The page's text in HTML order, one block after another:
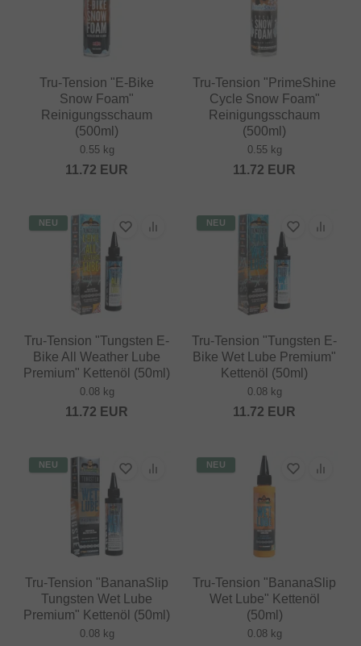
Tru-Tension "E-Bike
Snow Foam"
Reinigungsschaum
(500ml)
0.55 kg
11.72 EUR
Tru-Tension "PrimeShine
Cycle Snow Foam"
Reinigungsschaum
(500ml)
0.55 kg
11.72 EUR
NEU
Tru-Tension "Tungsten E-
Bike All Weather Lube
Premium" Kettenöl (50ml)
0.08 kg
11.72 EUR
NEU
Tru-Tension "Tungsten E-
Bike Wet Lube Premium"
Kettenöl (50ml)
0.08 kg
11.72 EUR
NEU
Tru-Tension "BananaSlip
Tungsten Wet Lube
Premium" Kettenöl (50ml)
0.08 kg
NEU
Tru-Tension "BananaSlip
Wet Lube" Kettenöl
(50ml)
0.08 kg